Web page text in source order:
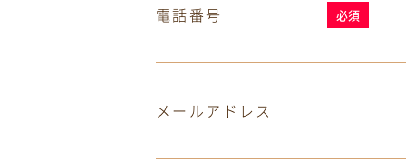
電話番号 必須
メールアドレス